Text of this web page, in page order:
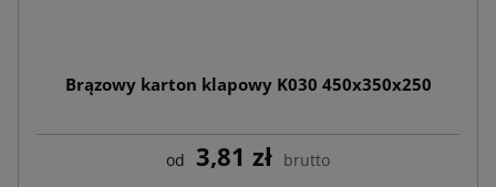
Brązowy karton klapowy K030 450x350x250
od 3,81 zł brutto